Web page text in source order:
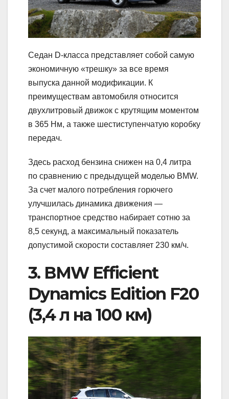
Седан D-класса представляет собой самую
экономичную «трешку» за все время
выпуска данной модификации. К
преимуществам автомобиля относится
двухлитровый движок с крутящим моментом
в 365 Нм, а также шестиступенчатую коробку
передач.
Здесь расход бензина снижен на 0,4 литра
по сравнению с предыдущей моделью BMW.
За счет малого потребления горючего
улучшилась динамика движения —
транспортное средство набирает сотню за
8,5 секунд, а максимальный показатель
допустимой скорости составляет 230 км/ч.
3. BMW Efficient
Dynamics Edition F20
(3,4 л на 100 км)